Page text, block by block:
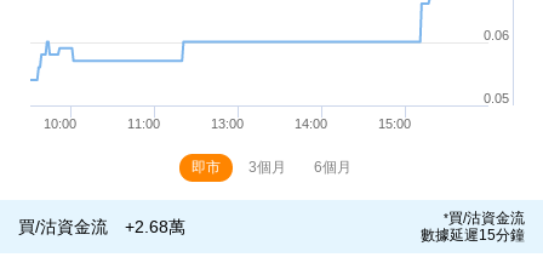
即市 3個月 6個月
買/沽資金流 +2.68萬 *買/沽資金流
數據延遲15分鐘